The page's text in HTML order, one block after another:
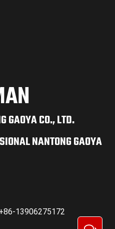
GAOYA CO., LTD.
NANTONG GAOYA
13906275172